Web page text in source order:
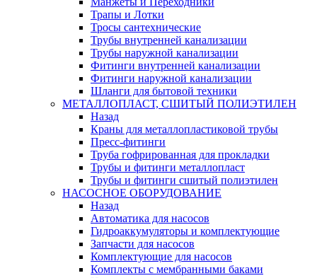
Трапы и Лотки
Тросы сантехнические
Трубы внутренней канализации
Трубы наружной канализации
Фитинги внутренней канализации
Фитинги наружной канализации
Шланги для бытовой техники
МЕТАЛЛОПЛАСТ, СШИТЫЙ ПОЛИЭТИЛЕН
Назад
Краны для металлопластиковой трубы
Пресс-фитинги
Труба гофрированная для прокладки
Трубы и фитинги металлопласт
Трубы и фитинги сшитый полиэтилен
НАСОСНОЕ ОБОРУДОВАНИЕ
Назад
Автоматика для насосов
Гидроаккумуляторы и комплектующие
Запчасти для насосов
Комплектующие для насосов
Комплекты с мембранными баками